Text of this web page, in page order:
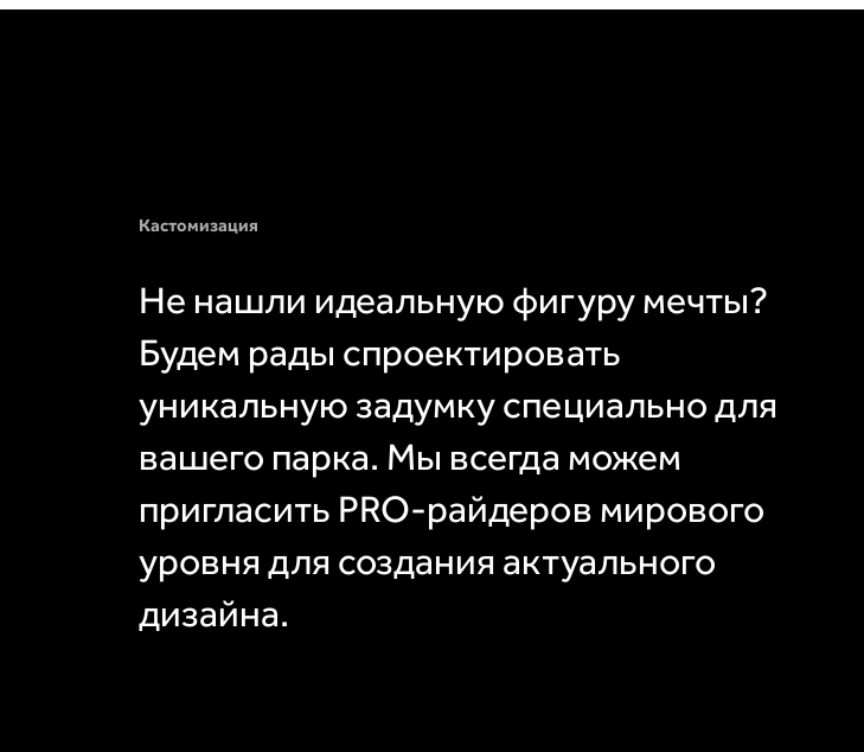
Кастомизация
Не нашли идеальную фигуру мечты?
Будем рады спроектировать
уникальную задумку специально для
вашего парка. Мы всегда можем
пригласить PRO-райдеров мирового
уровня для создания актуального
дизайна.